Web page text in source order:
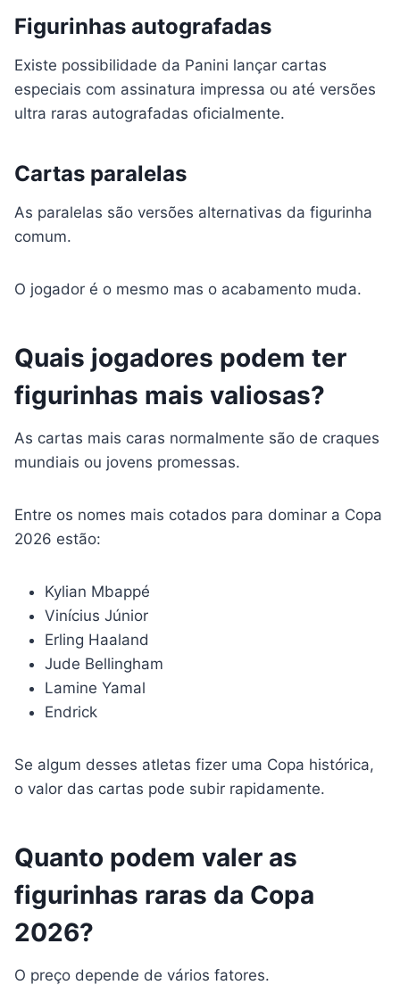
Figurinhas autografadas
Existe possibilidade da Panini lançar cartas
especiais com assinatura impressa ou até versões
ultra raras autografadas oficialmente.
Cartas paralelas
As paralelas são versões alternativas da figurinha
comum.
O jogador é o mesmo mas o acabamento muda.
Quais jogadores podem ter
figurinhas mais valiosas?
As cartas mais caras normalmente são de craques
mundiais ou jovens promessas.
Entre os nomes mais cotados para dominar a Copa
2026 estão:
Kylian Mbappé
Vinícius Júnior
Erling Haaland
Jude Bellingham
Lamine Yamal
Endrick
Se algum desses atletas fizer uma Copa histórica,
o valor das cartas pode subir rapidamente.
Quanto podem valer as
figurinhas raras da Copa
2026?
O preço depende de vários fatores.